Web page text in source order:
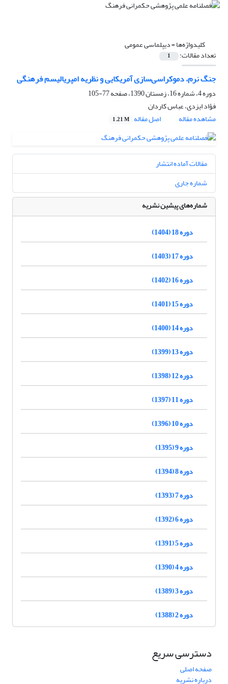
کلیدواژه‌ها =دیپلماسی عمومی
تعداد مقالات: 1
جنگ نرم، دموکراسی‌سازی آمریکایی و نظریه امپریالیسم فرهنگی
دوره 4، شماره 16، زمستان 1390، صفحه
77-105
فؤاد ایزدی، عباس کاردان
مشاهده مقاله
اصل مقاله 1.21 M
مقالات آماده انتشار
شماره جاری
شماره‌های پیشین نشریه
دوره 18 (1404)
دوره 17 (1403)
دوره 16 (1402)
دوره 15 (1401)
دوره 14 (1400)
دوره 13 (1399)
دوره 12 (1398)
دوره 11 (1397)
دوره 10 (1396)
دوره 9 (1395)
دوره 8 (1394)
دوره 7 (1393)
دوره 6 (1392)
دوره 5 (1391)
دوره 4 (1390)
دوره 3 (1389)
دوره 2 (1388)
دسترسی سریع
صفحه اصلی
درباره نشریه